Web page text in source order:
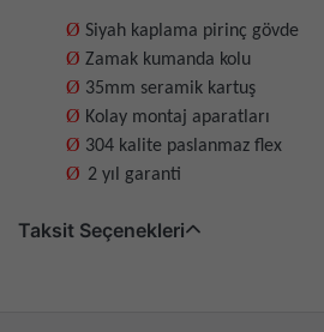
Ø Siyah kaplama pirinç gövde
Ø Zamak kumanda kolu
Ø 35mm seramik kartuş
Ø Kolay montaj aparatları
Ø 304 kalite paslanmaz flex
Ø 2 yıl garanti
Taksit Seçenekleri